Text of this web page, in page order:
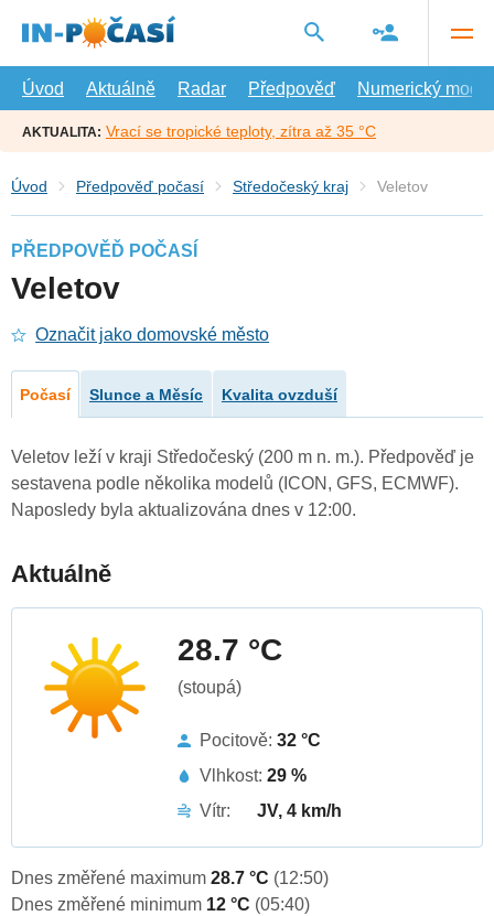
hlavní
Úvod
Aktuálně Radar Předpověď Numerický model
AKTUALITA: Vrací se tropické teploty, zítra až 35 °C
Úvod Předpověď počasí Středočeský kraj Veletov
PŘEDPOVĚĎ POČASÍ
Veletov
Označit jako domovské město
Počasí Slunce a Měsíc Kvalita ovzduší
Veletov leží v kraji Středočeský (200 m n. m.). Předpověď je
sestavena podle několika modelů (ICON, GFS, ECMWF).
Naposledy byla aktualizována dnes v 12:00.
Aktuálně
28.7 °C
(stoupá)
Pocitově: 32 °C
Vlhkost: 29 %
Vítr:
JV, 4 km/h
Dnes změřené maximum 28.7 °C (12:50)
Dnes změřené minimum 12 °C (05:40)